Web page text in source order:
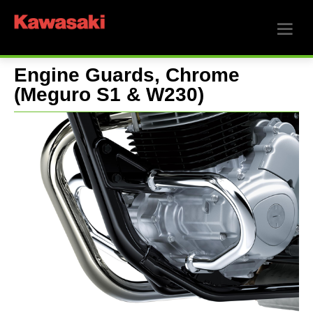
Engine Guards, Chrome
(Meguro S1 & W230)